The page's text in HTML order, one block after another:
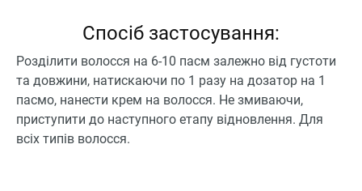
Спосіб застосування:
Розділити волосся на 6-10 пасм залежно від густоти
та довжини, натискаючи по 1 разу на дозатор на 1
пасмо, нанести крем на волосся. Не змиваючи,
приступити до наступного етапу відновлення. Для
всіх типів волосся.